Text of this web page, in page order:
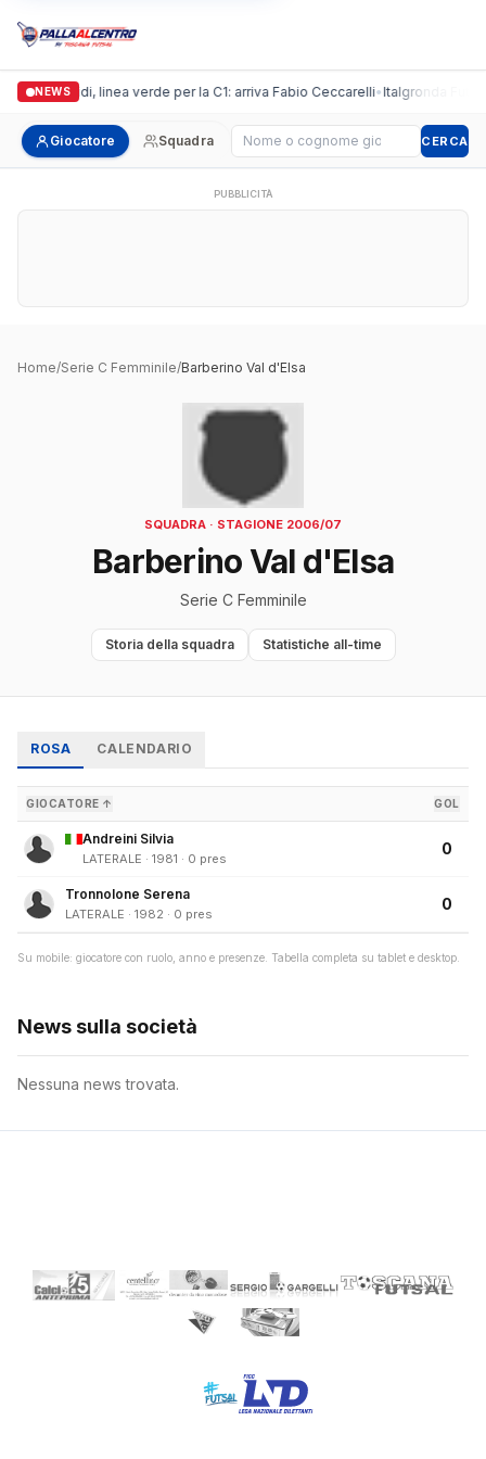
NEWS
Casalguidi, linea verde per la C1: arriva Fabio Ceccarelli•Italgronda
Giocatore Squadra Cerca giocatore CERCA
PUBBLICITÀ
Home/Serie C Femminile/Barberino Val d'Elsa
SQUADRA · STAGIONE 2006/07
Barberino Val d'Elsa
Serie C Femminile
Storia della squadra Statistiche all-time
ROSA CALENDARIO
GIOCATORE ↑ GOL
Andreini Silvia
LATERALE · 1981 · 0 pres
0
Tronnolone Serena
LATERALE · 1982 · 0 pres
0
Su mobile: giocatore con ruolo, anno e presenze. Tabella completa su tablet e desktop.
News sulla società
Nessuna news trovata.